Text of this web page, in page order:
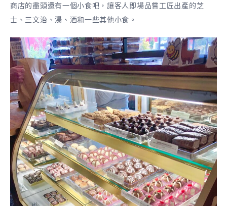
商店的盡頭還有一個小食吧，讓客人即場品嘗工匠出產的芝
士、三文治、湯、酒和一些其他小食。